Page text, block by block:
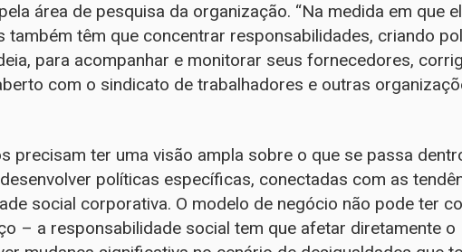
área de pesquisa da organização. “Na medida em que
também têm que concentrar responsabilidades, criando
para acompanhar e monitorar seus fornecedores,
com o sindicato de trabalhadores e outras
precisam ter uma visão ampla sobre o que se passa
políticas específicas, conectadas com as
social corporativa. O modelo de negócio não pode ter
– a responsabilidade social tem que afetar diretamente o